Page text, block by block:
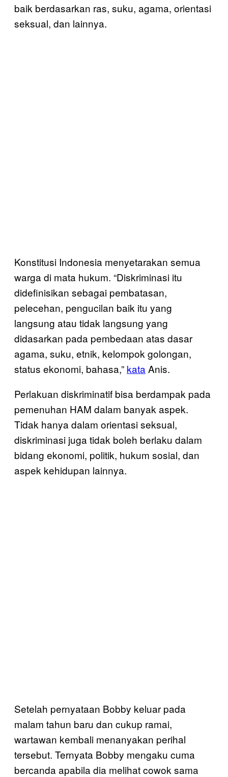
baik berdasarkan ras, suku, agama, orientasi
seksual, dan lainnya.
Konstitusi Indonesia menyetarakan semua
warga di mata hukum. “Diskriminasi itu
didefinisikan sebagai pembatasan,
pelecehan, pengucilan baik itu yang
langsung atau tidak langsung yang
didasarkan pada pembedaan atas dasar
agama, suku, etnik, kelompok golongan,
status ekonomi, bahasa,” kata Anis.
Perlakuan diskriminatif bisa berdampak pada
pemenuhan HAM dalam banyak aspek.
Tidak hanya dalam orientasi seksual,
diskriminasi juga tidak boleh berlaku dalam
bidang ekonomi, politik, hukum sosial, dan
aspek kehidupan lainnya.
Setelah pernyataan Bobby keluar pada
malam tahun baru dan cukup ramai,
wartawan kembali menanyakan perihal
tersebut. Ternyata Bobby mengaku cuma
bercanda apabila dia melihat cowok sama